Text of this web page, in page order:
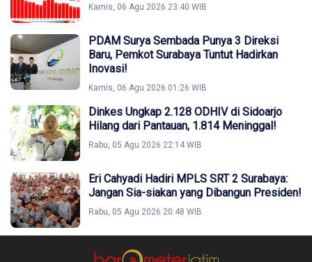
Kamis, 06 Agu 2026 23:40 WIB
PDAM Surya Sembada Punya 3 Direksi
Baru, Pemkot Surabaya Tuntut Hadirkan
Inovasi!
Kamis, 06 Agu 2026 01:26 WIB
Dinkes Ungkap 2.128 ODHIV di Sidoarjo
Hilang dari Pantauan, 1.814 Meninggal!
Rabu, 05 Agu 2026 22:14 WIB
Eri Cahyadi Hadiri MPLS SRT 2 Surabaya:
Jangan Sia-siakan yang Dibangun Presiden!
Rabu, 05 Agu 2026 20:48 WIB